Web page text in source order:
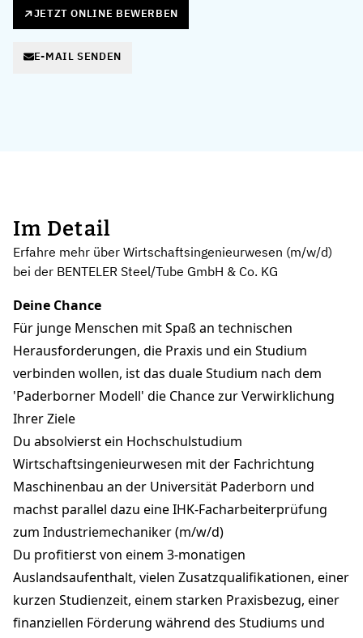
JETZT ONLINE BEWERBEN
E-MAIL SENDEN
Im Detail
Erfahre mehr über Wirtschaftsingenieurwesen (m/w/d)
bei der BENTELER Steel/Tube GmbH & Co. KG
Deine Chance
Für junge Menschen mit Spaß an technischen
Herausforderungen, die Praxis und ein Studium
verbinden wollen, ist das duale Studium nach dem
'Paderborner Modell' die Chance zur Verwirklichung
Ihrer Ziele
Du absolvierst ein Hochschulstudium
Wirtschaftsingenieurwesen mit der Fachrichtung
Maschinenbau an der Universität Paderborn und
machst parallel dazu eine IHK-Facharbeiterprüfung
zum Industriemechaniker (m/w/d)
Du profitierst von einem 3-monatigen
Auslandsaufenthalt, vielen Zusatzqualifikationen, einer
kurzen Studienzeit, einem starken Praxisbezug, einer
finanziellen Förderung während des Studiums und